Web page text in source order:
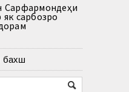
Сарфармондеҳи
сарбозро
бахш